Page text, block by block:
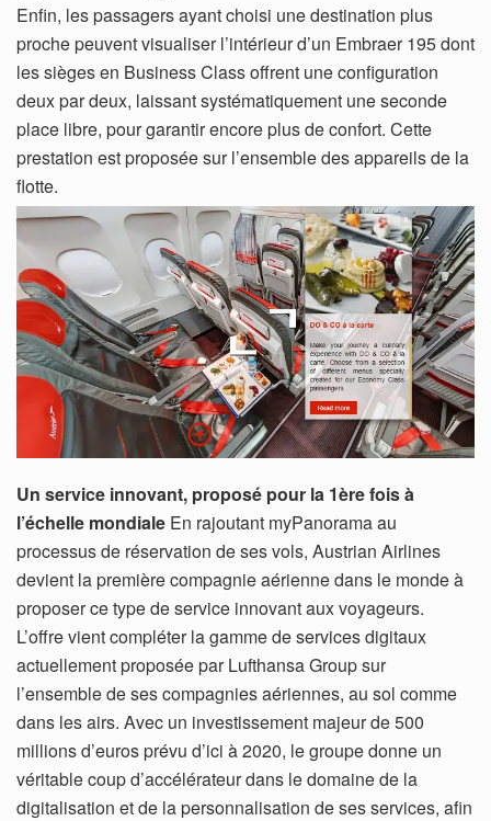
Enfin, les passagers ayant choisi une destination plus
proche peuvent visualiser l’intérieur d’un Embraer 195 dont
les sièges en Business Class offrent une configuration
deux par deux, laissant systématiquement une seconde
place libre, pour garantir encore plus de confort. Cette
prestation est proposée sur l’ensemble des appareils de la
flotte.
Un service innovant, proposé pour la 1ère fois à
l’échelle mondiale En rajoutant myPanorama au
processus de réservation de ses vols, Austrian Airlines
devient la première compagnie aérienne dans le monde à
proposer ce type de service innovant aux voyageurs.
L’offre vient compléter la gamme de services digitaux
actuellement proposée par Lufthansa Group sur
l’ensemble de ses compagnies aériennes, au sol comme
dans les airs. Avec un investissement majeur de 500
millions d’euros prévu d’ici à 2020, le groupe donne un
véritable coup d’accélérateur dans le domaine de la
digitalisation et de la personnalisation de ses services, afin